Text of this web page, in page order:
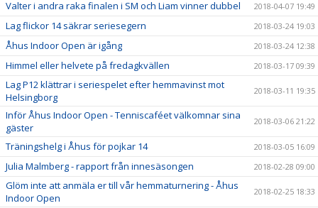
Valter i andra raka finalen i SM och Liam vinner dubbel 2018-04-07 19:49
Lag flickor 14 säkrar seriesegern 2018-03-24 19:03
Åhus Indoor Open är igång 2018-03-24 12:38
Himmel eller helvete på fredagkvällen 2018-03-17 09:39
Lag P12 klättrar i seriespelet efter hemmavinst mot
Helsingborg
2018-03-11 19:35
Inför Åhus Indoor Open - Tenniscaféet välkomnar sina
gäster
2018-03-06 21:22
Träningshelg i Åhus för pojkar 14 2018-03-05 16:09
Julia Malmberg - rapport från innesäsongen 2018-02-28 09:00
Glöm inte att anmäla er till vår hemmaturnering - Åhus
Indoor Open
2018-02-25 18:33